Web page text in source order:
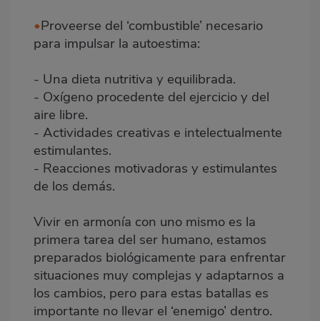
•Proveerse del ‘combustible’ necesario
para impulsar la autoestima:
- Una dieta nutritiva y equilibrada.
- Oxígeno procedente del ejercicio y del
aire libre.
- Actividades creativas e intelectualmente
estimulantes.
- Reacciones motivadoras y estimulantes
de los demás.
Vivir en armonía con uno mismo es la
primera tarea del ser humano, estamos
preparados biológicamente para enfrentar
situaciones muy complejas y adaptarnos a
los cambios, pero para estas batallas es
importante no llevar el ‘enemigo’ dentro.